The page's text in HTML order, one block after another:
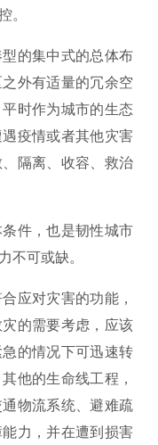
。
的集中式的总体布
外有适量的冗余空
时作为城市的生态
疫情或者其他灾害
隔离、收容、救治
件，也是韧性城市
不可或缺。
应对灾害的功能，
的需要考虑，应该
的情况下可迅速转
他的生命线工程，
物流系统、避难疏
力，并在遭到损害